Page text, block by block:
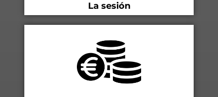
La sesión